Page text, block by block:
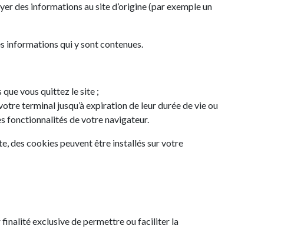
des informations au site d’origine (par exemple un
informations qui y sont contenues.
que vous quittez le site ;
terminal jusqu’à expiration de leur durée de vie ou
fonctionnalités de votre navigateur.
des cookies peuvent être installés sur votre
exclusive de permettre ou faciliter la